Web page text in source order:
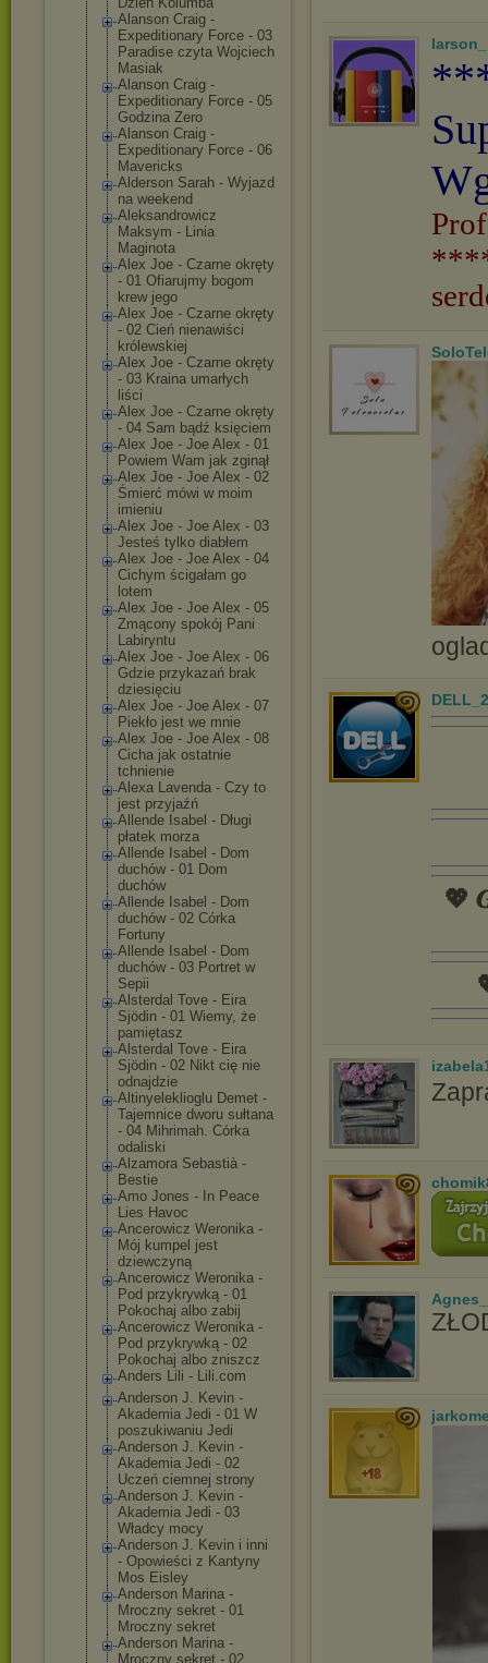
Alanson Craig -
Expeditionary Force - 03
Paradise czyta Wojciech
Masiak
Alanson Craig -
Expeditionary Force - 05
Godzina Zero
Alanson Craig -
Expeditionary Force - 06
Mavericks
Alderson Sarah - Wyjazd
na weekend
Aleksandrowicz
Maksym - Linia
Maginota
Alex Joe - Czarne okręty
- 01 Ofiarujmy bogom
krew jego
Alex Joe - Czarne okręty
- 02 Cień nienawiści
królewskiej
Alex Joe - Czarne okręty
- 03 Kraina umarłych
liści
Alex Joe - Czarne okręty
- 04 Sam bądź księciem
Alex Joe - Joe Alex - 01
Powiem Wam jak zginął
Alex Joe - Joe Alex - 02
Śmierć mówi w moim
imieniu
Alex Joe - Joe Alex - 03
Jesteś tylko diabłem
Alex Joe - Joe Alex - 04
Cichym ścigałam go
lotem
Alex Joe - Joe Alex - 05
Zmącony spokój Pani
Labiryntu
Alex Joe - Joe Alex - 06
Gdzie przykazań brak
dziesięciu
Alex Joe - Joe Alex - 07
Piekło jest we mnie
Alex Joe - Joe Alex - 08
Cicha jak ostatnie
tchnienie
Alexa Lavenda - Czy to
jest przyjaźń
Allende Isabel - Długi
płatek morza
Allende Isabel - Dom
duchów - 01 Dom
duchów
Allende Isabel - Dom
duchów - 02 Córka
Fortuny
Allende Isabel - Dom
duchów - 03 Portret w
Sepii
Alsterdal Tove - Eira
Sjödin - 01 Wiemy, że
pamiętasz
Alsterdal Tove - Eira
Sjödin - 02 Nikt cię nie
odnajdzie
Altinyelekliog lu Demet -
Tajemnice dworu sułtana
- 04 Mihrimah. Córka
odaliski
Alzamora Sebastià -
Bestie
Amo Jones - In Peace
Lies Havoc
Ancerowicz Weronika -
Mój kumpel jest
dziewczyną
Ancerowicz Weronika -
Pod przykrywką - 01
Pokochaj albo zabij
Ancerowicz Weronika -
Pod przykrywką - 02
Pokochaj albo zniszcz
Anders Lili - Lili.com
Anderson J. Kevin -
Akademia Jedi - 01 W
poszukiwaniu Jedi
Anderson J. Kevin -
Akademia Jedi - 02
Uczeń ciemnej strony
Anderson J. Kevin -
Akademia Jedi - 03
Władcy mocy
Anderson J. Kevin i inni
- Opowieści z Kantyny
Mos Eisley
Anderson Marina -
Mroczny sekret - 01
Mroczny sekret
Anderson Marina -
Mroczny sekret - 02
💖